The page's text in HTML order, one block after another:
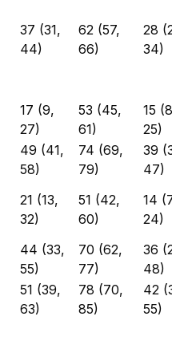
37 (31,
44)
62 (57,
66)
28
34)
17 (9,
27)
53 (45,
61)
15 (8,
25)
49 (41,
58)
74 (69,
79)
39 (31,
47)
21 (13,
32)
51 (42,
60)
14 (7,
24)
44 (33,
55)
70 (62,
77)
36
48)
51 (39,
63)
78 (70,
85)
42
55)